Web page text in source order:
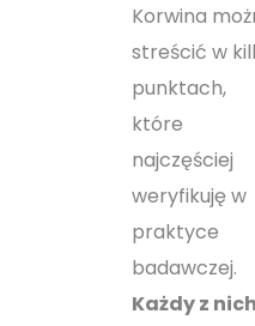
Korwina
streścić w
punktach,
które
najczęściej
weryfikuję w
praktyce
badawczej.
Każdy z